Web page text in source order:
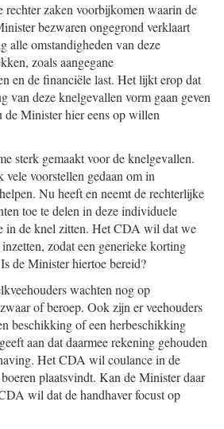
rechter zaken voorbijkomen waarin de
bezwaren ongegrond verklaart
alle omstandigheden van deze
zoals aangegane
en de financiële last. Het lijkt erop dat
van deze knelgevallen vorm gaan geven
de Minister hier eens op willen
sterk gemaakt voor de knelgevallen.
voorstellen gedaan om in
Nu heeft en neemt de rechterlijke
toe te delen in deze individuele
in de knel zitten. Het CDA wil dat we
zodat een generieke korting
de Minister hiertoe bereid?
wachten nog op
of beroep. Ook zijn er veehouders
beschikking of een herbeschikking
aan dat daarmee rekening gehouden
Het CDA wil coulance in de
plaatsvindt. Kan de Minister daar
wil dat de handhaver focust op